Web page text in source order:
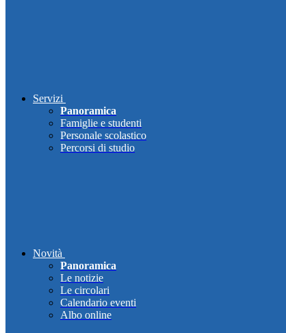
Servizi
Panoramica
Famiglie e studenti
Personale scolastico
Percorsi di studio
Novità
Panoramica
Le notizie
Le circolari
Calendario eventi
Albo online